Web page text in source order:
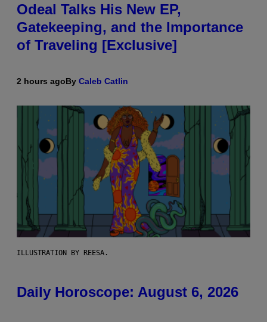
Odeal Talks His New EP,
Gatekeeping, and the Importance
of Traveling [Exclusive]
2 hours agoBy Caleb Catlin
ILLUSTRATION BY REESA.
Daily Horoscope: August 6, 2026